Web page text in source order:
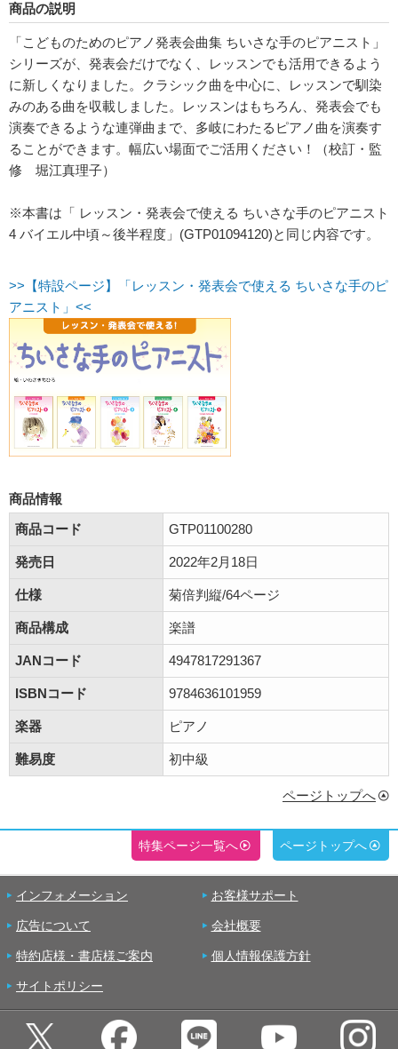
商品の説明
「こどものためのピアノ発表会曲集 ちいさな手のピアニスト」
シリーズが、発表会だけでなく、レッスンでも活用できるよう
に新しくなりました。クラシック曲を中心に、レッスンで馴染
みのある曲を収載しました。レッスンはもちろん、発表会でも
演奏できるような連弾曲まで、多岐にわたるピアノ曲を演奏す
ることができます。幅広い場面でご活用ください！（校訂・監
修 堀江真理子）
※本書は「 レッスン・発表会で使える ちいさな手のピアニスト
4 バイエル中頃～後半程度」(GTP01094120)と同じ内容です。
>>【特設ページ】「レッスン・発表会で使える ちいさな手のピ
アニスト」<<
商品情報
商品コード
GTP01100280
発売日 2022年2月18日
仕様 菊倍判縦/64ページ
商品構成 楽譜
JANコード 4947817291367
ISBNコード 9784636101959
楽器 ピアノ
難易度 初中級
ページトップへ
特集ページ一覧へ ページトップへ
インフォメーション お客様サポート
広告について 会社概要
特約店様・書店様ご案内 個人情報保護方針
サイトポリシー